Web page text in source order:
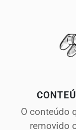
O conteúdo
removido